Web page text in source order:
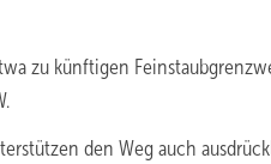
zu künftigen
den Weg auch